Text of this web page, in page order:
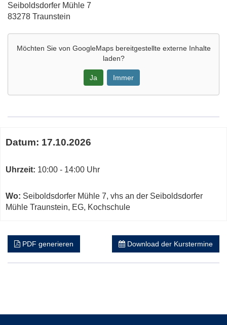
Adresse:
Seiboldsdorfer Mühle 7
83278 Traunstein
Möchten Sie von GoogleMapsbereitgestellte externe Inhalte
laden?
Ja Immer
Maps
von
der
Mühle
Traunstein,
neuem
Fenster
zum
Kurs
Datum: 17.10.2026
Uhrzeit: 10:00 - 14:00 Uhr
Wo: Seiboldsdorfer Mühle 7, vhs an der Seiboldsdorfer
Mühle Traunstein, EG, Kochschule
PDF generieren Download der Kurstermine